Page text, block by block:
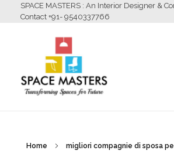
SPACE MASTERS : An Interior Designer &
Contact +91- 9540337766
Home migliori compagnie di sposa